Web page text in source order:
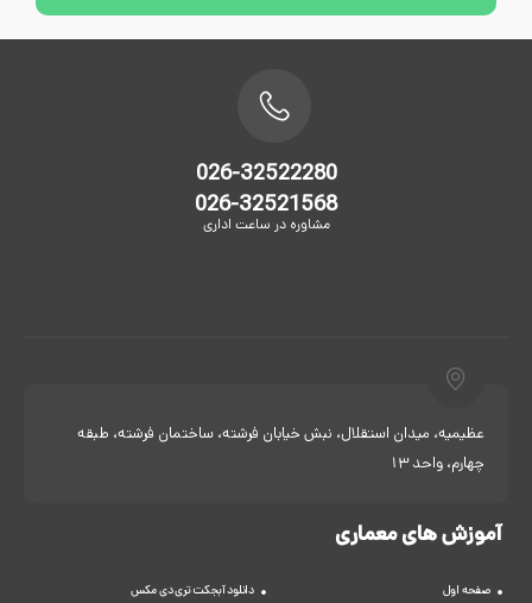
026-32522280
026-32521568
مشاوره در ساعت اداری
عظیمیه، میدان استقلال، نبش خیابان فرشته، ساختمان فرشته، طبقه
چهارم، واحد 13
آموزش های معماری
صفحه اول
دانلود آبجکت تری دی مکس